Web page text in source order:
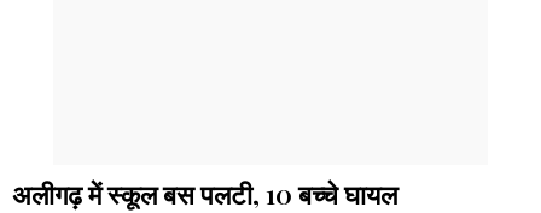
अलीगढ़ में स्कूल बस पलटी, 10 बच्चे घायल